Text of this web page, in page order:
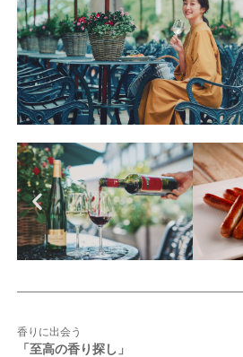
香りに出会う
「至高の香り探し」